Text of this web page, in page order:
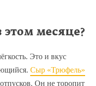
месяце?
Это и вкус
Сыр «Трюфель»
Он не торопит